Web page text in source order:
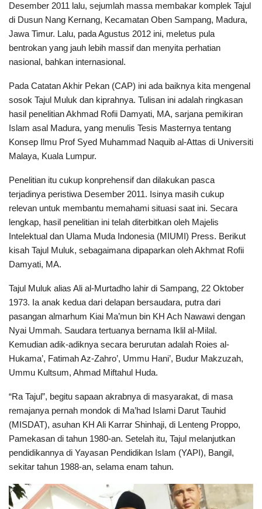
Desember 2011 lalu, sejumlah massa membakar komplek Tajul
di Dusun Nang Kernang, Kecamatan Oben Sampang, Madura,
Jawa Timur. Lalu, pada Agustus 2012 ini, meletus pula
bentrokan yang jauh lebih massif dan menyita perhatian
nasional, bahkan internasional.
Pada Catatan Akhir Pekan (CAP) ini ada baiknya kita mengenal
sosok Tajul Muluk dan kiprahnya. Tulisan ini adalah ringkasan
hasil penelitian Akhmad Rofii Damyati, MA, sarjana pemikiran
Islam asal Madura, yang menulis Tesis Masternya tentang
Konsep Ilmu Prof Syed Muhammad Naquib al-Attas di Universiti
Malaya, Kuala Lumpur.
Penelitian itu cukup konprehensif dan dilakukan pasca
terjadinya peristiwa Desember 2011. Isinya masih cukup
relevan untuk membantu memahami situasi saat ini. Secara
lengkap, hasil penelitian ini telah diterbitkan oleh Majelis
Intelektual dan Ulama Muda Indonesia (MIUMI) Press. Berikut
kisah Tajul Muluk, sebagaimana dipaparkan oleh Akhmat Rofii
Damyati, MA.
Tajul Muluk alias Ali al-Murtadho lahir di Sampang, 22 Oktober
1973. Ia anak kedua dari delapan bersaudara, putra dari
pasangan almarhum Kiai Ma’mun bin KH Ach Nawawi dengan
Nyai Ummah. Saudara tertuanya bernama Iklil al-Milal.
Kemudian adik-adiknya secara berurutan adalah Roies al-
Hukama’, Fatimah Az-Zahro’, Ummu Hani’, Budur Makzuzah,
Ummu Kultsum, Ahmad Miftahul Huda.
“Ra Tajul”, begitu sapaan akrabnya di masyarakat, di masa
remajanya pernah mondok di Ma’had Islami Darut Tauhid
(MISDAT), asuhan KH Ali Karrar Shinhaji, di Lenteng Proppo,
Pamekasan di tahun 1980-an. Setelah itu, Tajul melanjutkan
pendidikannya di Yayasan Pendidikan Islam (YAPI), Bangil,
sekitar tahun 1988-an, selama enam tahun.